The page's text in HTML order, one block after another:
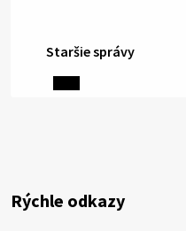
6. augusta 2026 08:13
výdatnosti
Západoslovenská
Staršie správy
Rýchle odkazy